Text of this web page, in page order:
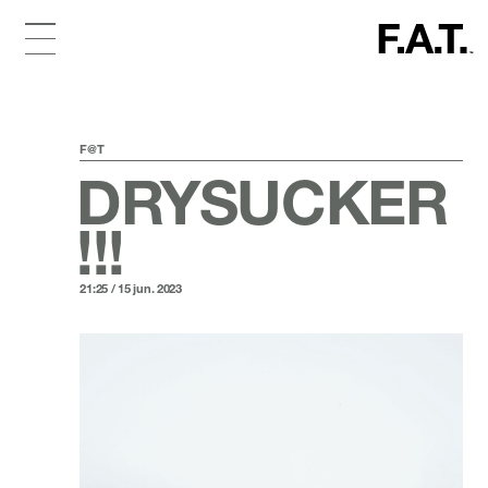
F@T
DRYSUCKER
!!!
21:25 / 15 jun. 2023